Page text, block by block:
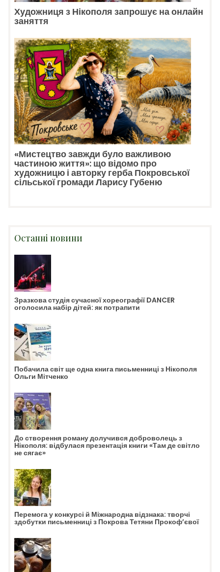
Художниця з Нікополя запрошує на онлайн
заняття
«Мистецтво завжди було важливою
частиною життя»: що відомо про
художницю і авторку герба Покровської
сільської громади Ларису Губеню
Останні новини
Зразкова студія сучасної хореографії DANCER
оголосила набір дітей: як потрапити
Побачила світ ще одна книга письменниці з Нікополя
Ольги Мітченко
До створення роману долучився доброволець з
Нікополя: відбулася презентація книги «Там де світло
не сягає»
Перемога у конкурсі й Міжнародна відзнака: творчі
здобутки письменниці з Покрова Тетяни Прокоф’євої